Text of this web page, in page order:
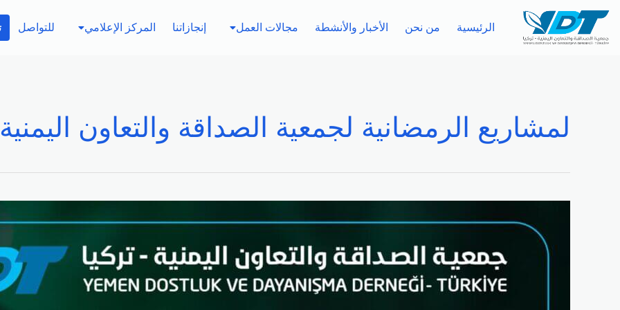
الرئيسية من نحن الأخبار والأنشطة مجالات العمل إنجازاتنا المركز الإعلامي للتواصل
لمشاريع الرمضانية لجمعية الصداقة والتعاون اليمنية